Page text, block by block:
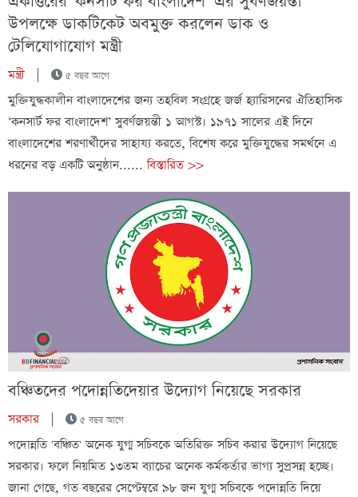
উপলক্ষে ডাকটিকেট অবমুক্ত করলেন ডাক ও
টেলিযোগাযোগ মন্ত্রী
মন্ত্রী ৫ বছর আগে
মুক্তিযুদ্ধকালীন বাংলাদেশের জন্য তহবিল সংগ্রহে জর্জ হ্যারিসনের ঐতিহাসিক
‘কনসার্ট ফর বাংলাদেশ’ সুবর্ণজয়ন্তী ১ আগস্ট। ১৯৭১ সালের এই দিনে
বাংলাদেশের শরণার্থীদের সাহায্য করতে, বিশেষ করে মুক্তিযুদ্ধের সমর্থনে এ
ধরনের বড় একটি অনুষ্ঠান......বিস্তারিত >>
বঞ্চিতদের পদোন্নতিদেয়ার উদ্যোগ নিয়েছে সরকার
সরকার| ৫ বছর আগে
পদোন্নতি 'বঞ্চিত' অনেক যুগ্ম সচিবকে অতিরিক্ত সচিব করার উদ্যোগ নিয়েছে
সরকার। ফলে নিয়মিত ১৩তম ব্যাচের অনেক কর্মকর্তার ভাগ্য সুপ্রসন্ন হচ্ছে।
জানা গেছে, গত বছরের সেপ্টেম্বরে ৯৮ জন যুগ্ম সচিবকে পদোন্নতি দিয়ে